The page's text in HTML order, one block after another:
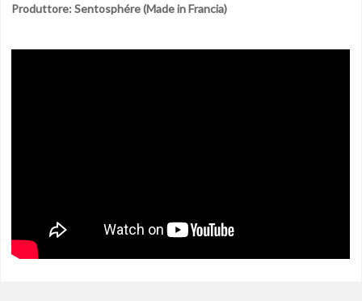
Produttore: Sentosphére (Made in Francia)